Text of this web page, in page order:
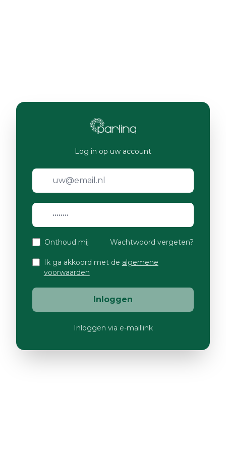
Log in op uw account
Onthoud mij Wachtwoord vergeten?
Ik ga akkoord met de algemene
voorwaarden
Inloggen
Inloggen via e-maillink